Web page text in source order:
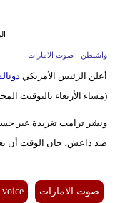
واشنطن - صوت الامارات
أعلن الرئيس الأمريكي
(مساء الأربعاء بالتوقيت
ونشر ترامب تغريدة عبر
ضد داعش، حان الوقت أن
صوت الامارات voice